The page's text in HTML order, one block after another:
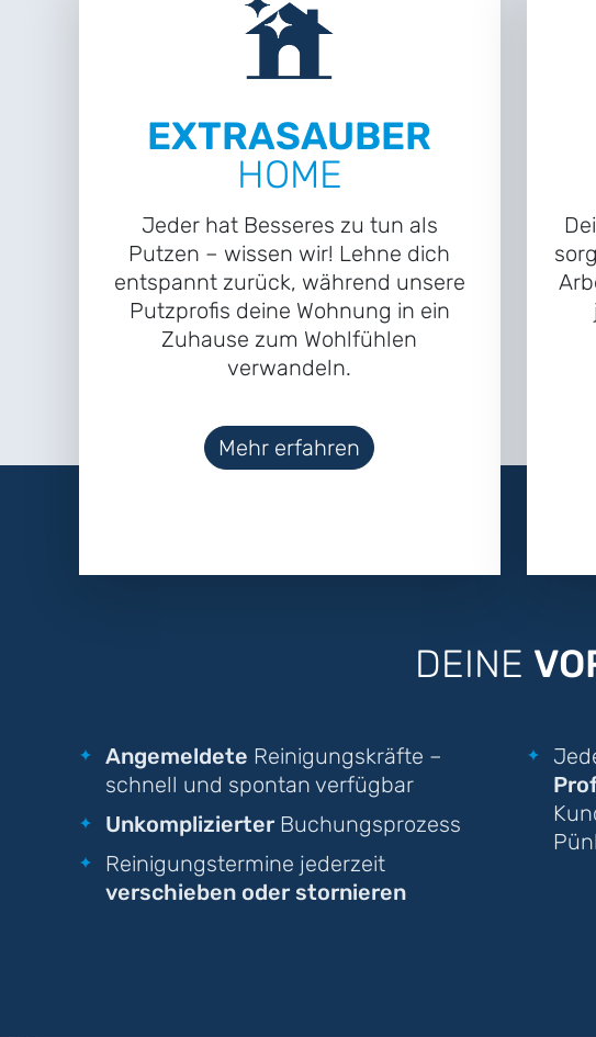
EXTRASAUBER
HOME
Jeder hat Besseres zu tun als
Putzen – wissen wir! Lehne dich
entspannt zurück, während unsere
Putzprofis deine Wohnung in ein
Zuhause zum Wohlfühlen
verwandeln.
Mehr erfahren
DEINE
Angemeldete Reinigungskräfte –
schnell und spontan verfügbar
UnkomplizierterBuchungsprozess
Reinigungstermine jederzeit
verschieben oder stornieren